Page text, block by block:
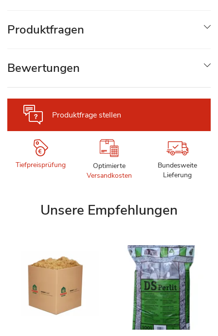
Produktfrage stellen
Tiefpreisprüfung
Optimierte
Versandkosten
Bundesweite
Lieferung
Produktfragen
Bewertungen
Unsere Empfehlungen